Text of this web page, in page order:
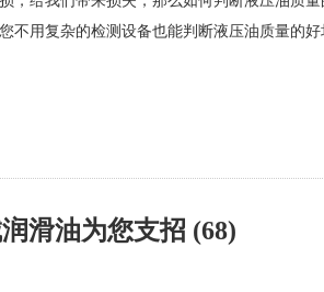
不用复杂的检测设备也能判断液压油质量的好
滑油为您支招 (68)